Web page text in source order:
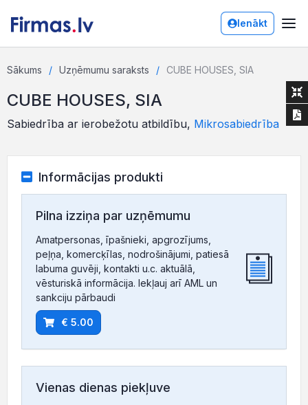
Ienākt
Sākums Uzņēmumu saraksts CUBE HOUSES, SIA
CUBE HOUSES, SIA
Sabiedrība ar ierobežotu atbildību, Mikrosabiedrība
Informācijas produkti
Pilna izziņa par uzņēmumu
Amatpersonas, īpašnieki, apgrozījums,
peļņa, komercķīlas, nodrošinājumi, patiesā
labuma guvēji, kontakti u.c. aktuālā,
vēsturiskā informācija. Iekļauj arī AML un
sankciju pārbaudi
€ 5.00
Vienas dienas piekļuve